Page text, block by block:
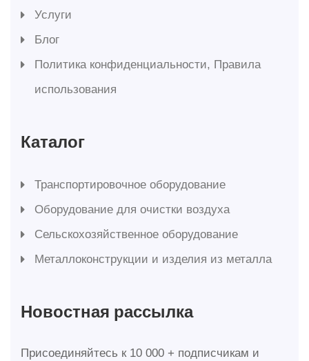
Услуги
Блог
Политика конфиденциальности, Правила
использования
Каталог
Транспортировочное оборудование
Оборудование для очистки воздуха
Сельскохозяйственное оборудование
Металлоконструкции и изделия из металла
Новостная рассылка
Присоединяйтесь к 10 000 + подписчикам и